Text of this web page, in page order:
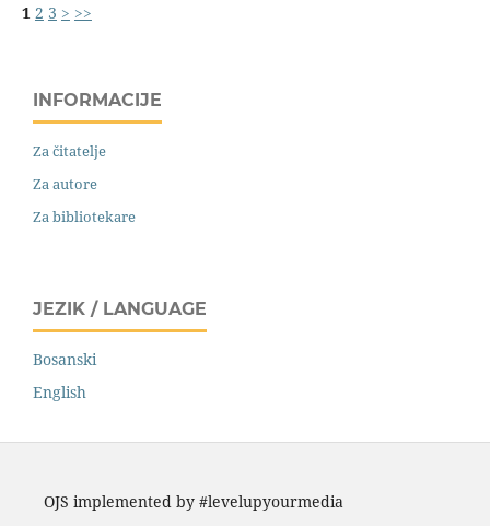
1 2 3 > >>
INFORMACIJE
Za čitatelje
Za autore
Za bibliotekare
JEZIK / LANGUAGE
Bosanski
English
OJS implemented by #levelupyourmedia